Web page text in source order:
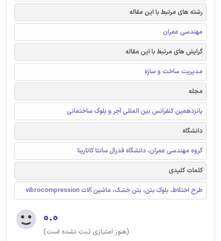
رشته های مرتبط با این مقاله
مهندسی عمران
گرایش های مرتبط با این مقاله
مدیریت ساخت و سازه
مجله
پانزدهمین کنفرانس بین المللی آجر و بلوک ساختمانی
دانشگاه
گروه مهندسی عمران، دانشگاه فدرال سانتا کاتارینا
کلمات کلیدی
طرح اختلاط، بلوک بتن، بتن خشک، ماشین آلات vibrocompression
۰.۰
(هنوز امتیازی ثبت نشده است)